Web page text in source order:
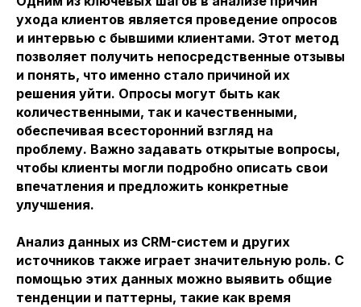
ухода клиентов является проведение опросов
и интервью с бывшими клиентами. Этот метод
позволяет получить непосредственные отзывы
и понять, что именно стало причиной их
решения уйти. Опросы могут быть как
количественными, так и качественными,
обеспечивая всесторонний взгляд на
проблему. Важно задавать открытые вопросы,
чтобы клиенты могли подробно описать свои
впечатления и предложить конкретные
улучшения.
Анализ данных из CRM-систем и других
источников также играет значительную роль. С
помощью этих данных можно выявить общие
тенденции и паттерны, такие как время